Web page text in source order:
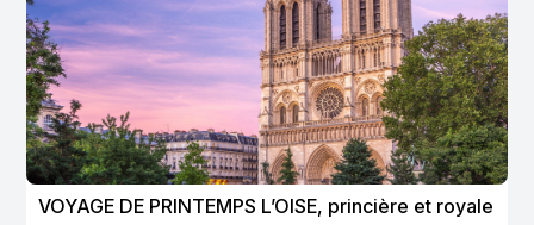
VOYAGE DE PRINTEMPS L’OISE, princière et royale